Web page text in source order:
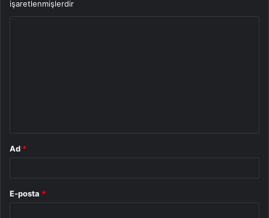
işaretlenmişlerdir
Ad *
E-posta *